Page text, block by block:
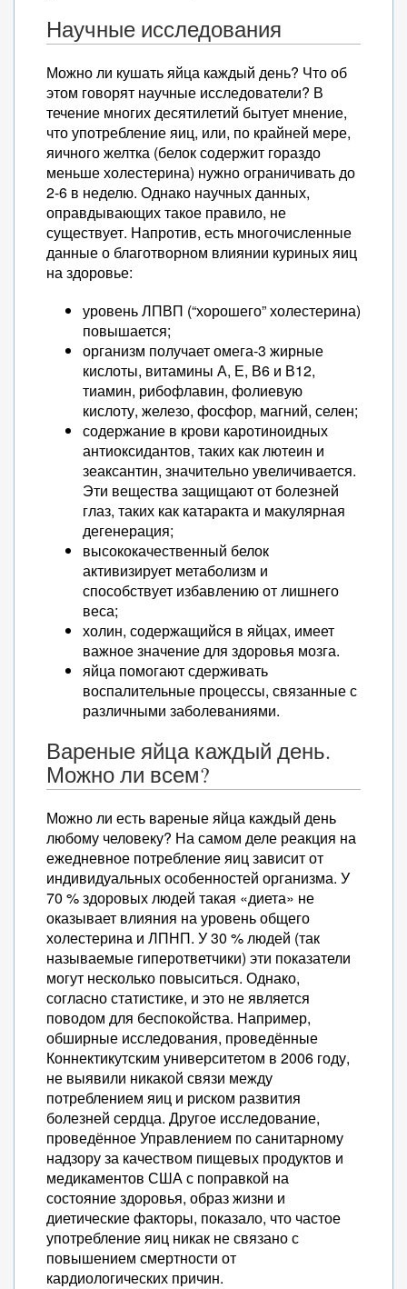
Научные исследования
Можно ли кушать яйца каждый день? Что об
этом говорят научные исследователи? В
течение многих десятилетий бытует мнение,
что употребление яиц, или, по крайней мере,
яичного желтка (белок содержит гораздо
меньше холестерина) нужно ограничивать до
2-6 в неделю. Однако научных данных,
оправдывающих такое правило, не
существует. Напротив, есть многочисленные
данные о благотворном влиянии куриных яиц
на здоровье:
уровень ЛПВП (“хорошего” холестерина)
повышается;
организм получает омега-3 жирные
кислоты, витамины А, Е, В6 и В12,
тиамин, рибофлавин, фолиевую
кислоту, железо, фосфор, магний, селен;
содержание в крови каротиноидных
антиоксидантов, таких как лютеин и
зеаксантин, значительно увеличивается.
Эти вещества защищают от болезней
глаз, таких как катаракта и макулярная
дегенерация;
высококачественный белок
активизирует метаболизм и
способствует избавлению от лишнего
веса;
холин, содержащийся в яйцах, имеет
важное значение для здоровья мозга.
яйца помогают сдерживать
воспалительные процессы, связанные с
различными заболеваниями.
Вареные яйца каждый день.
Можно ли всем?
Можно ли есть вареные яйца каждый день
любому человеку? На самом деле реакция на
ежедневное потребление яиц зависит от
индивидуальных особенностей организма. У
70 % здоровых людей такая «диета» не
оказывает влияния на уровень общего
холестерина и ЛПНП. У 30 % людей (так
называемые гиперответчики) эти показатели
могут несколько повыситься. Однако,
согласно статистике, и это не является
поводом для беспокойства. Например,
обширные исследования, проведённые
Коннектикутским университетом в 2006 году,
не выявили никакой связи между
потреблением яиц и риском развития
болезней сердца. Другое исследование,
проведённое Управлением по санитарному
надзору за качеством пищевых продуктов и
медикаментов США с поправкой на
состояние здоровья, образ жизни и
диетические факторы, показало, что частое
употребление яиц никак не связано с
повышением смертности от
кардиологических причин.